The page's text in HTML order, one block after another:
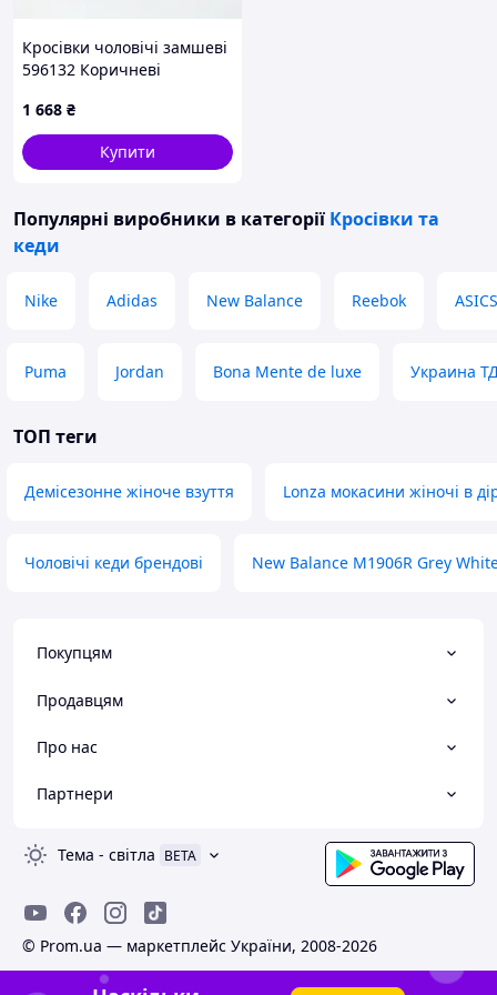
Кросівки чоловічі замшеві
596132 Коричневі
1 668 ₴
Купити
Популярні виробники в категорії Кросівки та
кеди
Nike Adidas New Balance Reebok ASICS
Puma Jordan Bona Mente de luxe Украина
ТОП теги
Демісезонне жіноче взуття Lonza мокасини жіночі в
Чоловічі кеди брендові New Balance M1906R Grey
Покупцям
Продавцям
Про нас
Партнери
Тема - світла BETA
© Prom.ua — маркетплейс України, 2008-2026